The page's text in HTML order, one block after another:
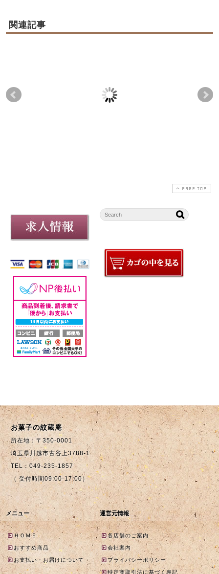
関連記事
PAGE TOP
お菓子の紋蔵庵
所在地：〒350-0001
埼玉県川越市古谷上3788-1
TEL：049-235-1857
（ 受付時間09:00-17:00）
メニュー
ＨＯＭＥ
おすすめ商品
お支払い・お届けについて
運営元情報
各店舗のご案内
会社案内
プライバシーポリシー
特定商取引法に基づく表記